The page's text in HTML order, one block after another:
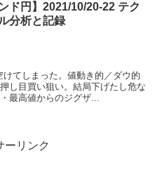
ンド円】2021/10/20-22 テク
分析と記録
てしまった。値動き的／ダウ的
し目買い狙い。結局下げたし危な
最高値からのジグザ...
ーリンク